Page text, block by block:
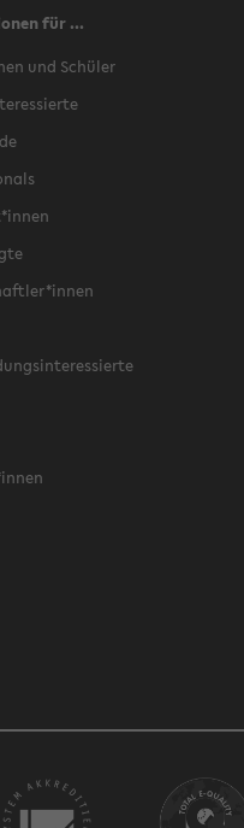
für ...
und Schüler